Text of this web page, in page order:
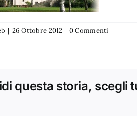
| 26 Ottobre 2012 | 0 Commenti
questa storia, scegli